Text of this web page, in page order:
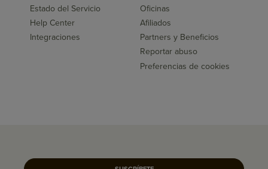
Estado del Servicio
Help Center
Integraciones
Oficinas
Afiliados
Partners y Beneficios
Reportar abuso
Preferencias de cookies